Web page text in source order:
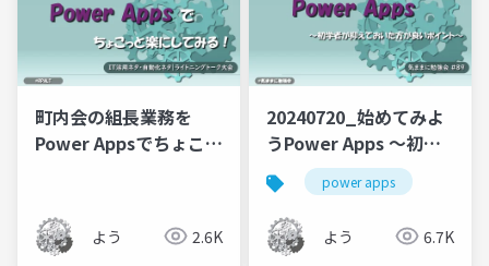
町内会の組長業務を
Power Appsでちょこっ
よう 2.6K
20240720_始めてみよ
うPower Apps ～初学
者が抑えておいた方が
良いポイント～
power apps
よう 6.7K